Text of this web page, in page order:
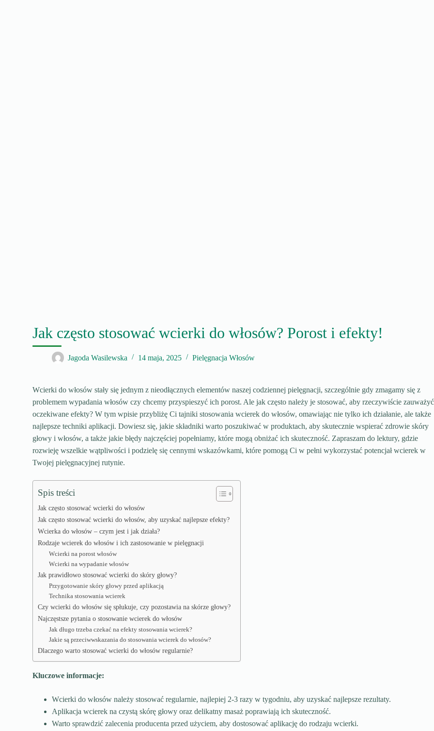
Jak często stosować wcierki do włosów? Porost i efekty!
Jagoda Wasilewska 14 maja, 2025 Pielęgnacja Włosów
Wcierki do włosów stały się jednym z nieodłącznych elementów naszej codziennej pielęgnacji, szczególnie gdy zmagamy się z
problemem wypadania włosów czy chcemy przyspieszyć ich porost. Ale jak często należy je stosować, aby rzeczywiście zauważyć
oczekiwane efekty? W tym wpisie przybliżę Ci tajniki stosowania wcierek do włosów, omawiając nie tylko ich działanie, ale także
najlepsze techniki aplikacji. Dowiesz się, jakie składniki warto poszukiwać w produktach, aby skutecznie wspierać zdrowie skóry
głowy i włosów, a także jakie błędy najczęściej popełniamy, które mogą obniżać ich skuteczność. Zapraszam do lektury, gdzie
rozwieję wszelkie wątpliwości i podzielę się cennymi wskazówkami, które pomogą Ci w pełni wykorzystać potencjał wcierek w
Twojej pielęgnacyjnej rutynie.
Spis treści
Jak często stosować wcierki do włosów
Jak często stosować wcierki do włosów, aby uzyskać najlepsze efekty?
Wcierka do włosów – czym jest i jak działa?
Rodzaje wcierek do włosów i ich zastosowanie w pielęgnacji
Wcierki na porost włosów
Wcierki na wypadanie włosów
Jak prawidłowo stosować wcierki do skóry głowy?
Przygotowanie skóry głowy przed aplikacją
Technika stosowania wcierek
Czy wcierki do włosów się spłukuje, czy pozostawia na skórze głowy?
Najczęstsze pytania o stosowanie wcierek do włosów
Jak długo trzeba czekać na efekty stosowania wcierek?
Jakie są przeciwwskazania do stosowania wcierek do włosów?
Dlaczego warto stosować wcierki do włosów regularnie?
Kluczowe informacje:
Wcierki do włosów należy stosować regularnie, najlepiej 2-3 razy w tygodniu, aby uzyskać najlepsze rezultaty.
Aplikacja wcierek na czystą skórę głowy oraz delikatny masaż poprawiają ich skuteczność.
Warto sprawdzić zalecenia producenta przed użyciem, aby dostosować aplikację do rodzaju wcierki.